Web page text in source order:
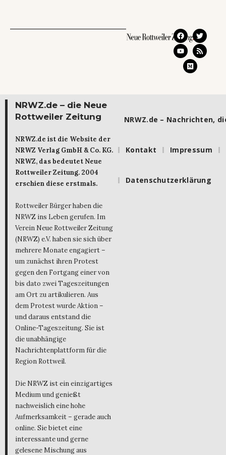
NRWZ.de – die Neue
Rottweiler Zeitung
NRWZ.de ist die Website der
NRWZ Verlag GmbH & Co. KG.
NRWZ, das bedeutet Neue
Rottweiler Zeitung. 2004
erschien diese erstmals.
Rottweiler Bürger haben die
NRWZ ins Leben gerufen. Im
Verein Neue Rottweiler Zeitung
(NRWZ) e.V. haben sie sich über
mehrere Monate engagiert –
um zunächst ihren Protest
gegen den Fortgang einer von
bis dato zwei Tageszeitungen
am Ort zu artikulieren. Aus
dem Protest wurde Aktion –
und daraus entstand die
Online-Tageszeitung. Sie ist
die unabhängige
Nachrichtenplattform für die
Region Rottweil.
Die NRWZ ist ein einzigartiges
Medium und genießt
nachweislich eine hohe
Aufmerksamkeit – gerade auch
online. Sie bietet eine
interessante und gerne
gelesene Mischung aus
NRWZ.de – Nachrichten,
Kontakt Impressum
Datenschutzerklärung